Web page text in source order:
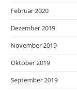
Februar 2020
Dezember 2019
November 2019
Oktober 2019
September 2019